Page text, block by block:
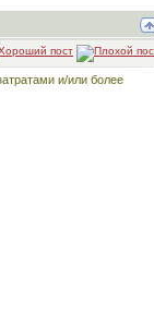
и/или более